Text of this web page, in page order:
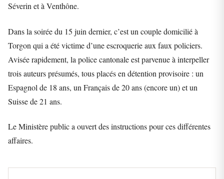
Séverin et à Venthône.
Dans la soirée du 15 juin dernier, c’est un couple domicilié à
Torgon qui a été victime d’une escroquerie aux faux policiers.
Avisée rapidement, la police cantonale est parvenue à interpeller
trois auteurs présumés, tous placés en détention provisoire : un
Espagnol de 18 ans, un Français de 20 ans (encore un) et un
Suisse de 21 ans.
Le Ministère public a ouvert des instructions pour ces différentes
affaires.